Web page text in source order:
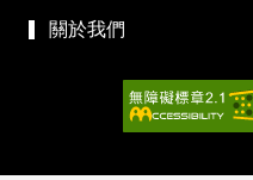
關於我們